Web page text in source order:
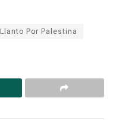
Llanto Por Palestina